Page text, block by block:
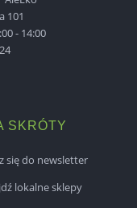
101
- 14:00
SKRÓTY
się do newsletter
lokalne sklepy